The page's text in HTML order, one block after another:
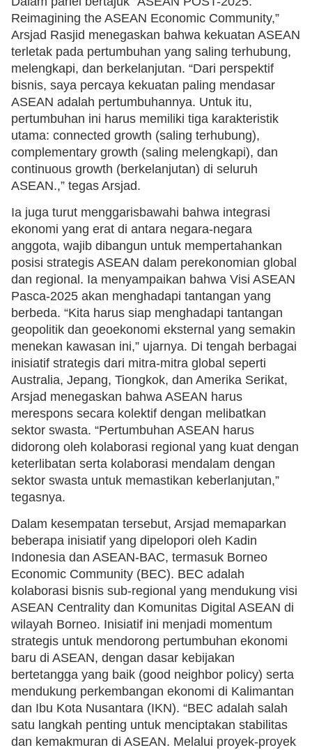
Reimagining the ASEAN Economic Community,”
Arsjad Rasjid menegaskan bahwa kekuatan ASEAN
terletak pada pertumbuhan yang saling terhubung,
melengkapi, dan berkelanjutan. “Dari perspektif
bisnis, saya percaya kekuatan paling mendasar
ASEAN adalah pertumbuhannya. Untuk itu,
pertumbuhan ini harus memiliki tiga karakteristik
utama: connected growth (saling terhubung),
complementary growth (saling melengkapi), dan
continuous growth (berkelanjutan) di seluruh
ASEAN.,” tegas Arsjad.
Ia juga turut menggarisbawahi bahwa integrasi
ekonomi yang erat di antara negara-negara
anggota, wajib dibangun untuk mempertahankan
posisi strategis ASEAN dalam perekonomian global
dan regional. Ia menyampaikan bahwa Visi ASEAN
Pasca-2025 akan menghadapi tantangan yang
berbeda. “Kita harus siap menghadapi tantangan
geopolitik dan geoekonomi eksternal yang semakin
menekan kawasan ini,” ujarnya. Di tengah berbagai
inisiatif strategis dari mitra-mitra global seperti
Australia, Jepang, Tiongkok, dan Amerika Serikat,
Arsjad menegaskan bahwa ASEAN harus
merespons secara kolektif dengan melibatkan
sektor swasta. “Pertumbuhan ASEAN harus
didorong oleh kolaborasi regional yang kuat dengan
keterlibatan serta kolaborasi mendalam dengan
sektor swasta untuk memastikan keberlanjutan,”
tegasnya.
Dalam kesempatan tersebut, Arsjad memaparkan
beberapa inisiatif yang dipelopori oleh Kadin
Indonesia dan ASEAN-BAC, termasuk Borneo
Economic Community (BEC). BEC adalah
kolaborasi bisnis sub-regional yang mendukung visi
ASEAN Centrality dan Komunitas Digital ASEAN di
wilayah Borneo. Inisiatif ini menjadi momentum
strategis untuk mendorong pertumbuhan ekonomi
baru di ASEAN, dengan dasar kebijakan
bertetangga yang baik (good neighbor policy) serta
mendukung perkembangan ekonomi di Kalimantan
dan Ibu Kota Nusantara (IKN). “BEC adalah salah
satu langkah penting untuk menciptakan stabilitas
dan kemakmuran di ASEAN. Melalui proyek-proyek